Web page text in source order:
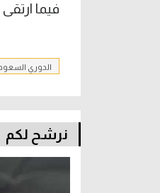
فيما ارتقى
الدوري
نرشح لكم